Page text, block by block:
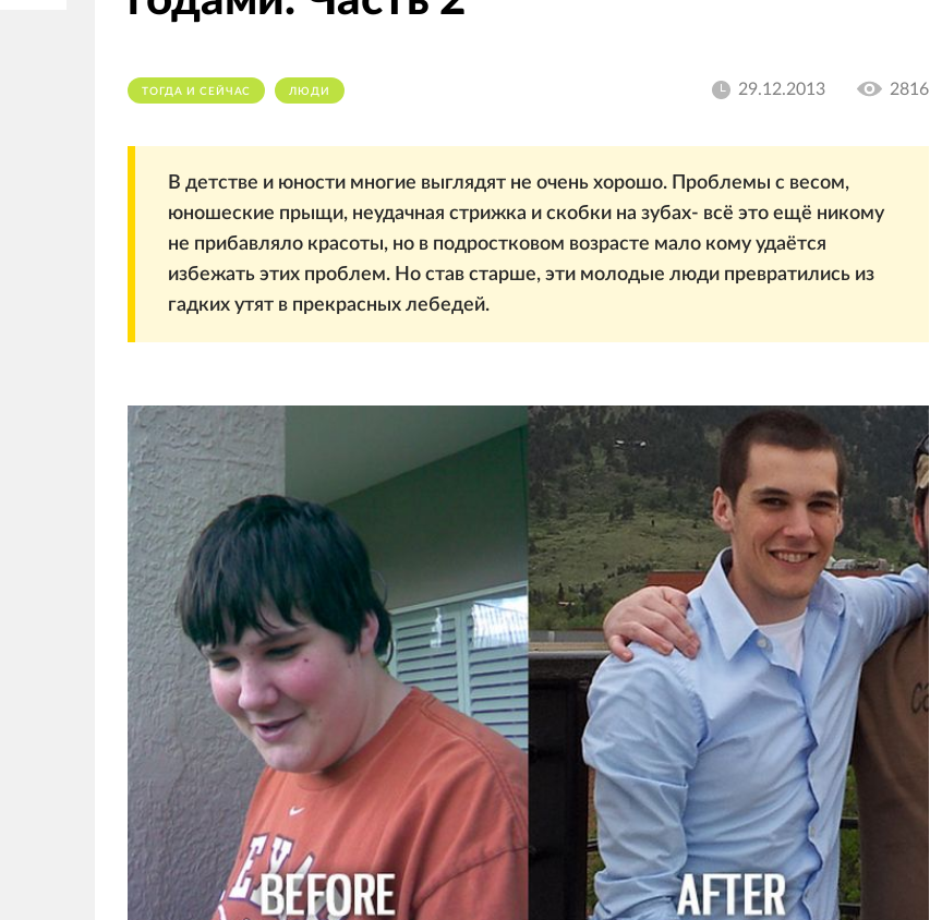
ТОГДА И СЕЙЧАС ЛЮДИ 29.12.2013 2816
В детстве и юности многие выглядят не очень хорошо. Проблемы с весом,
юношеские прыщи, неудачная стрижка и скобки на зубах- всё это ещё никому
не прибавляло красоты, но в подростковом возрасте мало кому удаётся
избежать этих проблем. Но став старше, эти молодые люди превратились из
гадких утят в прекрасных лебедей.